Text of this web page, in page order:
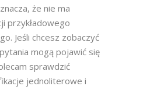
że nie ma
przykładowego
Jeśli chcesz zobaczyć
mogą pojawić się
sprawdzić
jednoliterowe i